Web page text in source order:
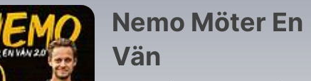
Nemo Möter En
Vän